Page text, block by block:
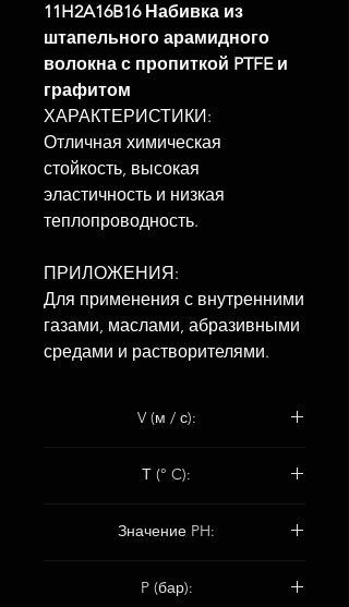
11H2A16B16 Набивка из
штапельного арамидного
волокна с пропиткой PTFE и
графитом
ХАРАКТЕРИСТИКИ:
Отличная химическая
стойкость, высокая
эластичность и низкая
теплопроводность.
ПРИЛОЖЕНИЯ:
Для применения с внутренними
газами, маслами, абразивными
средами и растворителями.
V (м / с):
Поршневые насосы: 2
Т (° C):
Значение PH:
P (бар):